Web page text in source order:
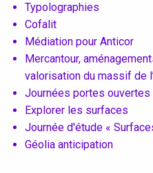
Instagram
LinkedIn
Typolographies
Cofalit
Médiation pour Anticor
Mercantour,
valorisation du massif de
Journées portes ouvertes
Explorer les surfaces
Journée d'étude «
Géolia anticipation